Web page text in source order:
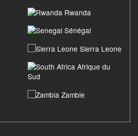
Rwanda
Sénégal
Sierra Leone
Afrique du
Sud
Zambie